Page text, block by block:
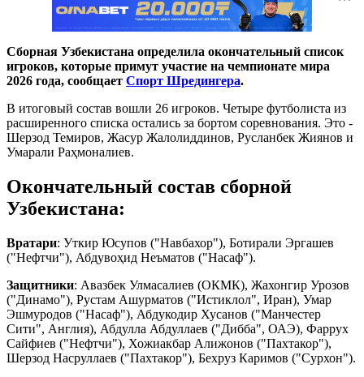
Сборная Узбекистана определила окончательный список
игроков, которые примут участие на чемпионате мира
2026 года, сообщает Спорт Шредингера.
В итоговый состав вошли 26 игроков. Четыре футболиста из
расширенного списка остались за бортом соревнования. Это -
Шерзод Темиров, Жасур Жалолиддинов, Русланбек Жиянов и
Умарали Раҳмоналиев.
Окончательный состав сборной
Узбекистана:
Вратари: Уткир Юсупов ("Навбахор"), Ботирали Эргашев
("Нефтчи"), Абдувоҳид Неъматов ("Насаф").
Защитники: Авазбек Улмасалиев (ОКМК), Жахонгир Урозов
("Динамо"), Рустам Ашурматов ("Истиклол", Иран), Умар
Эшмуродов ("Насаф"), Абдукодир Хусанов ("Манчестер
Сити", Англия), Абдулла Абдуллаев ("Дибба", ОАЭ), Фаррух
Сайфиев ("Нефтчи"), Хожиакбар Алижонов ("Пахтакор"),
Шерзод Насруллаев ("Пахтакор"), Бехруз Каримов ("Сурхон").